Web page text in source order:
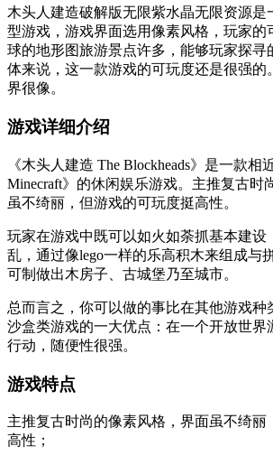
木头人建造破解版无限紫水晶无限资源是
型游戏，游戏界面选用像素风格，玩家的
球的地形图旅游景点许多，能够玩家探寻
体来说，这一款游戏的可玩度还是很强的
界很像。
游戏详细介绍
《木头人建造 The Blockheads》是一款相
Minecraft》的休闲娱乐游戏。主推复古时
虽不绮丽，但游戏的可玩度挺高性。
玩家在游戏中既可以如火如荼抓基本建设
乱，通过像lego一样的乐高积木来组成与
可制做出木房子、古城堡乃至城市。
总而言之，你可以做的事比在其他游戏种
沙盒类游戏的一大优点：在一个开放世界
行动，随便性很强。
游戏特点
主推复古时尚的像素风格，界面虽不绮丽
高性；